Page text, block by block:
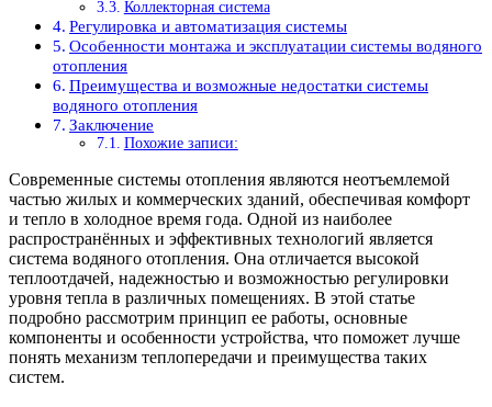
Коллекторная система
Регулировка и автоматизация системы
Особенности монтажа и эксплуатации системы водяного
отопления
Преимущества и возможные недостатки системы
водяного отопления
Заключение
Похожие записи:
Современные системы отопления являются неотъемлемой
частью жилых и коммерческих зданий, обеспечивая комфорт
и тепло в холодное время года. Одной из наиболее
распространённых и эффективных технологий является
система водяного отопления. Она отличается высокой
теплоотдачей, надежностью и возможностью регулировки
уровня тепла в различных помещениях. В этой статье
подробно рассмотрим принцип ее работы, основные
компоненты и особенности устройства, что поможет лучше
понять механизм теплопередачи и преимущества таких
систем.